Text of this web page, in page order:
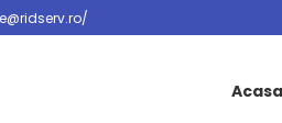
Acasa